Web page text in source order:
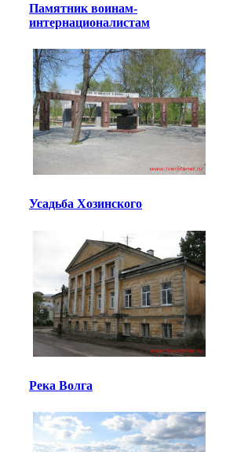
Памятник воинам-
интернационалистам
Усадьба Хозинского
Река Волга